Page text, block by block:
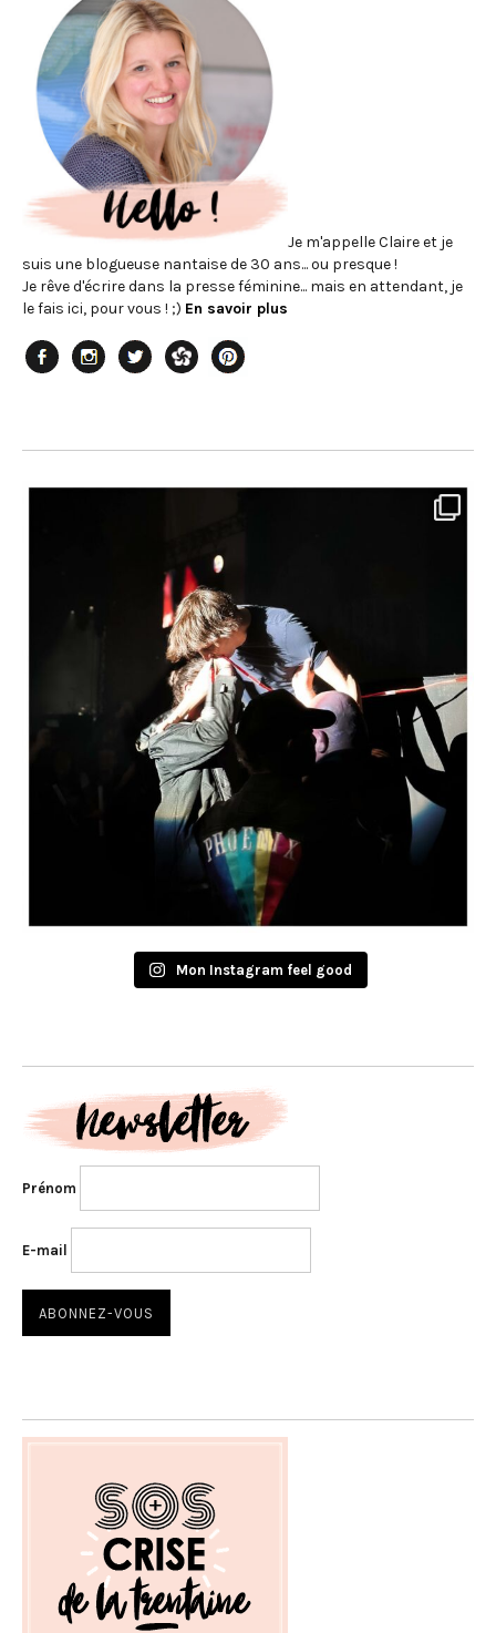
Je m'appelle Claire et je
suis une blogueuse nantaise de 30 ans... ou presque !
Je rêve d'écrire dans la presse féminine... mais en attendant, je
le fais ici, pour vous ! ;) En savoir plus
Mon Instagram feel good
Prénom
E-mail